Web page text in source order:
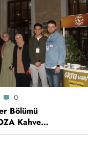
0
Bölümü
Kahve
Bir Etkinlik